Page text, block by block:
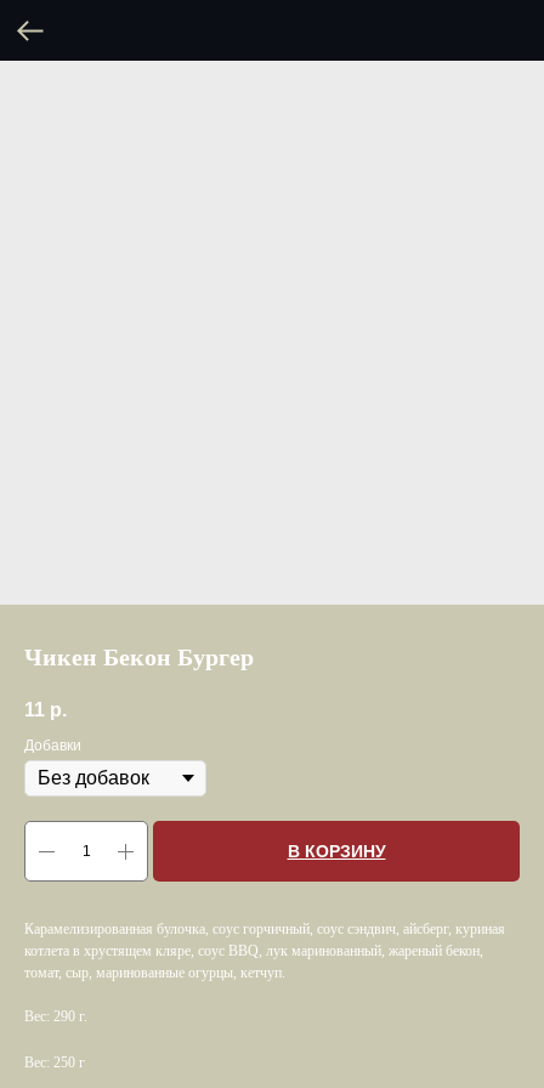
Чикен Бекон Бургер
11 р.
Добавки
В КОРЗИНУ
Карамелизированная булочка, соус горчичный, соус сэндвич, айсберг, куриная
котлета в хрустящем кляре, соус BBQ, лук маринованный, жареный бекон,
томат, сыр, маринованные огурцы, кетчуп.
Вес: 290 г.
Вес: 250 г